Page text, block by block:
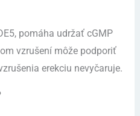
pomáha udržať cGMP
vzrušení môže podporiť
erekciu nevyčaruje.